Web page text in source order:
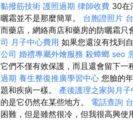
黏撥筋技術 護照過期 律師收費 30在
曬霜並不是那麼簡單。 台胞證照片
而藥店，網絡商店和藥房的防曬霜只
司 月子中心費用 如果您還沒有找到
公司 婚禮專屬外燴服務 殺蟑螂 seo
它們不僅有效保護，而且還會留下一
過期 養生整復推廣學習中心 您臉的
題和疾病一樣。 產後護理之家與月
的是它仍然在某些地方。 電話查詢
困難，但是雖然很冷，但我很高興使